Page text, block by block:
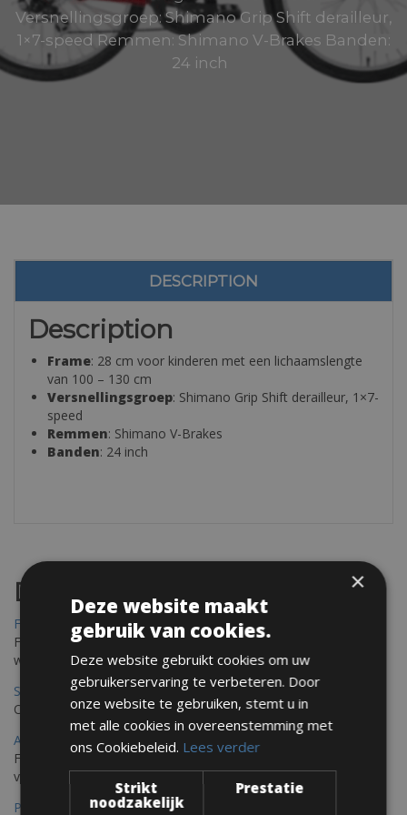
Versnellingsgroep: Shimano Grip Shift derailleur,
1×7-speed Remmen: Shimano V-Brakes Banden:
24 inch
DESCRIPTION
Description
Frame: 28 cm voor kinderen met een lichaamslengte
van 100 – 130 cm
Versnellingsgroep: Shimano Grip Shift derailleur, 1×7-
speed
Remmen: Shimano V-Brakes
Banden: 24 inch
Destinations
Frejus Fietsverhuur
Fréjus en Saint-Raphaël liggen aan de Middellandse Zee en
worden omringd door het Massif de l'Esterel
Saint Raphael Fietsverhuur
Ontdek Saint Raphael, gelegen in het prachtige Var op uw fiets
Ajaccio Fietsverhuur
Fietsen in Ajaccio, gelegen op het eiland Corsica, biedt een
verscheidenheid aan routes
Porec Fietsverhuur
×
Deze website maakt
gebruik van cookies.
Deze website gebruikt cookies om uw
gebruikerservaring te verbeteren. Door
onze website te gebruiken, stemt u in
met alle cookies in overeenstemming met
ons Cookiebeleid. Lees verder
Strikt
noodzakelijk
Prestatie